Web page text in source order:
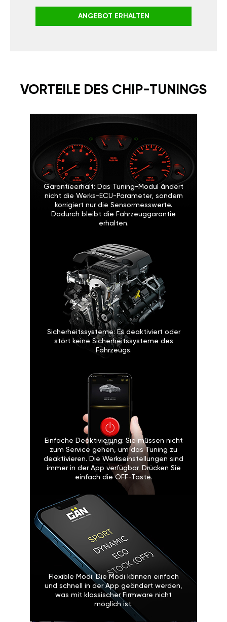
ANGEBOT ERHALTEN
VORTEILE DES CHIP-TUNINGS
Garantieerhalt: Das Tuning-Modul ändert
nicht die Werks-ECU-Parameter, sondern
korrigiert nur die Sensormesswerte.
Dadurch bleibt die Fahrzeuggarantie
erhalten.
Sicherheitssysteme: Es deaktiviert oder
stört keine Sicherheitssysteme des
Fahrzeugs.
Einfache Deaktivierung: Sie müssen nicht
zum Service gehen, um das Tuning zu
deaktivieren. Die Werkseinstellungen sind
immer in der App verfügbar. Drücken Sie
einfach die OFF-Taste.
Flexible Modi: Die Modi können einfach
und schnell in der App geändert werden,
was mit klassischer Firmware nicht
möglich ist.